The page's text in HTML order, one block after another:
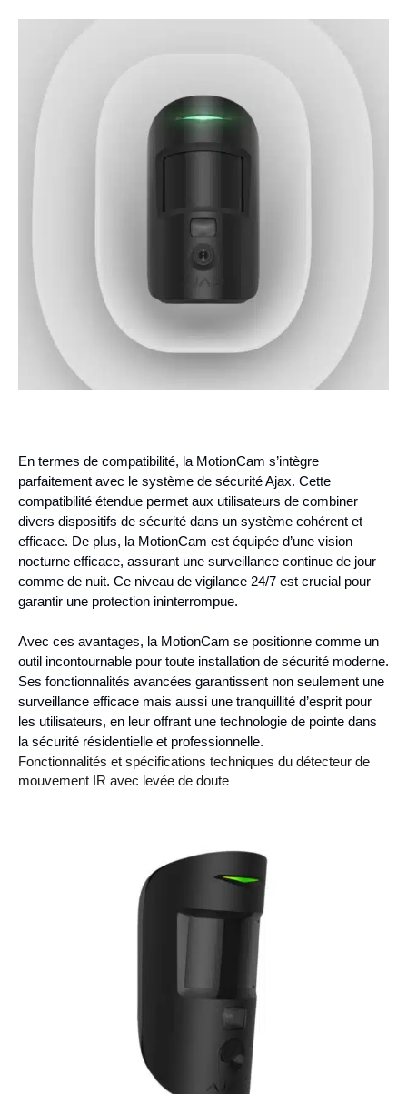
En termes de compatibilité, la MotionCam s’intègre
parfaitement avec le système de sécurité Ajax. Cette
compatibilité étendue permet aux utilisateurs de combiner
divers dispositifs de sécurité dans un système cohérent et
efficace. De plus, la MotionCam est équipée d’une vision
nocturne efficace, assurant une surveillance continue de jour
comme de nuit. Ce niveau de vigilance 24/7 est crucial pour
garantir une protection ininterrompue.
Avec ces avantages, la MotionCam se positionne comme un
outil incontournable pour toute installation de sécurité moderne.
Ses fonctionnalités avancées garantissent non seulement une
surveillance efficace mais aussi une tranquillité d’esprit pour
les utilisateurs, en leur offrant une technologie de pointe dans
la sécurité résidentielle et professionnelle.
Fonctionnalités et spécifications techniques du détecteur de
mouvement IR avec levée de doute